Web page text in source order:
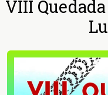
VIII